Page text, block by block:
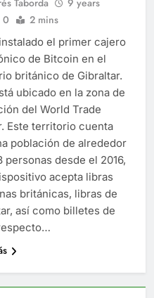
0 2 mins
el primer cajero
de Bitcoin en el
británico de Gibraltar.
ubicado en la zona de
del World Trade
Este territorio cuenta
población de alrededor
personas desde el 2016,
acepta libras
británicas, libras de
así como billetes de